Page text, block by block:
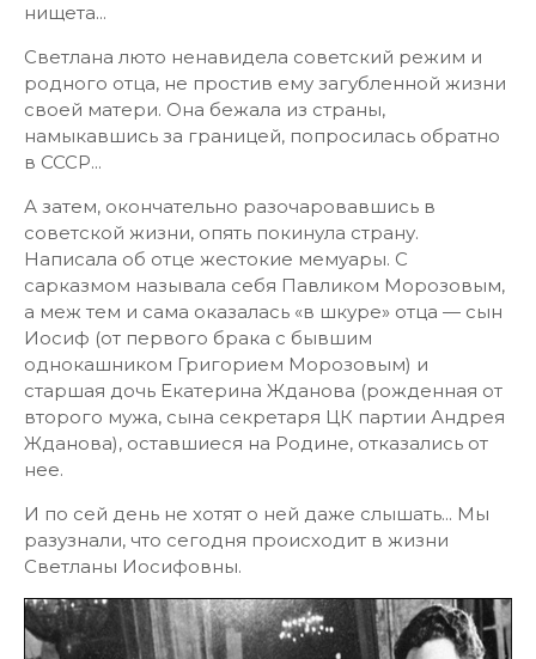
нищета...
Светлана люто ненавидела советский режим и
родного отца, не простив ему загубленной жизни
своей матери. Она бежала из страны,
намыкавшись за границей, попросилась обратно
в СССР...
А затем, окончательно разочаровавшись в
советской жизни, опять покинула страну.
Написала об отце жестокие мемуары. С
сарказмом называла себя Павликом Морозовым,
а меж тем и сама оказалась «в шкуре» отца — сын
Иосиф (от первого брака с бывшим
однокашником Григорием Морозовым) и
старшая дочь Екатерина Жданова (рожденная от
второго мужа, сына секретаря ЦК партии Андрея
Жданова), оставшиеся на Родине, отказались от
нее.
И по сей день не хотят о ней даже слышать... Мы
разузнали, что сегодня происходит в жизни
Светланы Иосифовны.